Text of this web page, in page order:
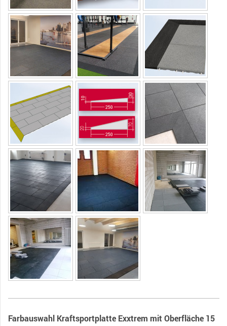
Farbauswahl Kraftsportplatte Exxtrem mit Oberfläche 15